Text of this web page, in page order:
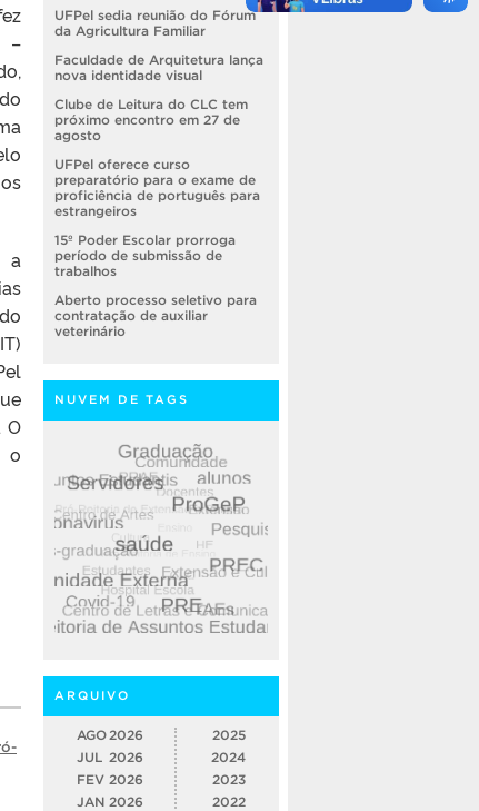
–
a
O
o
UFPel sedia reunião do Fórum
da Agricultura Familiar
Faculdade de Arquitetura lança
nova identidade visual
Clube de Leitura do CLC tem
próximo encontro em 27 de
agosto
UFPel oferece curso
preparatório para o exame de
proficiência de português para
estrangeiros
15º Poder Escolar prorroga
período de submissão de
trabalhos
Aberto processo seletivo para
contratação de auxiliar
veterinário
NUVEM DE TAGS
ARQUIVO
AGO 2026
JUL 2026
FEV 2026
JAN 2026
2025
2024
2023
2022